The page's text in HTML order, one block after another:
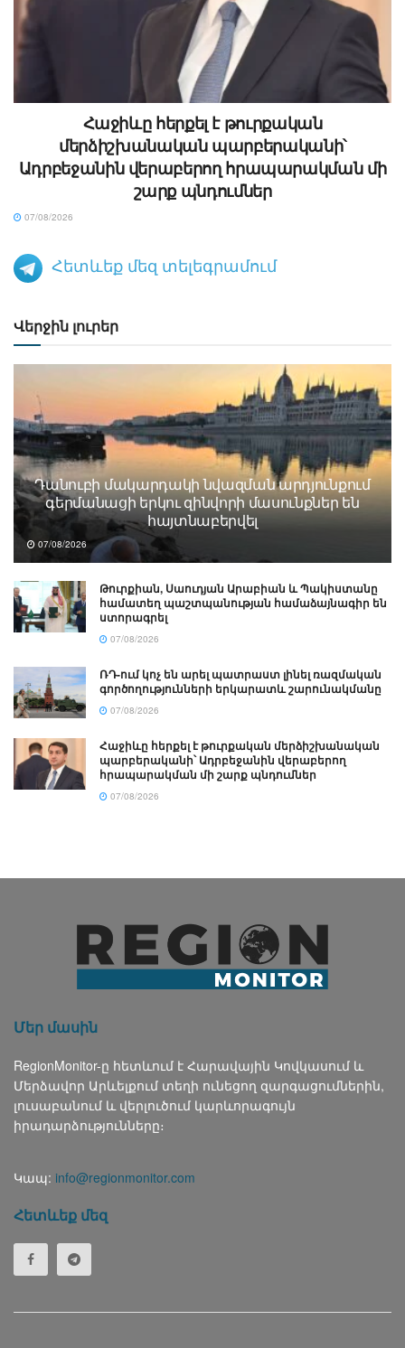
Հաջիևը հերքել է թուրքական
մերձիշխանական պարբերականի՝
Ադրբեջանին վերաբերող հրապարակման մի
շարք պնդումներ
07/08/2026
Հետևեք մեզ տելեգրամում
Վերջին լուրեր
Դանուբի մակարդակի նվազման արդյունքում
գերմանացի երկու զինվորի մասունքներ են
հայտնաբերվել
07/08/2026
Թուրքիան, Սաուդյան Արաբիան և Պակիստանը
համատեղ պաշտպանության համաձայնագիր են
ստորագրել
07/08/2026
ՌԴ-ում կոչ են արել պատրաստ լինել ռազմական
գործողությունների երկարատև շարունակմանը
07/08/2026
Հաջիևը հերքել է թուրքական մերձիշխանական
պարբերականի՝ Ադրբեջանին վերաբերող
հրապարակման մի շարք պնդումներ
07/08/2026
Մեր մասին
RegionMonitor-ը հետևում է Հարավային Կովկասում և
Մերձավոր Արևելքում տեղի ունեցող զարգացումներին,
լուսաբանում և վերլուծում կարևորագույն
իրադարձությունները։
Կապ: info@regionmonitor.com
Հետևեք մեզ